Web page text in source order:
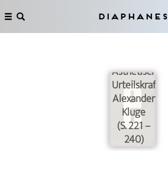
Diaphanes
Ästhetische
Urteilskraft:
Alexander
Kluge
(S. 221 –
240)